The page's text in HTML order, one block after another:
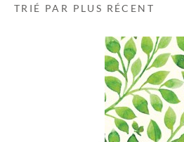
TRIÉ PAR PLUS RÉCENT